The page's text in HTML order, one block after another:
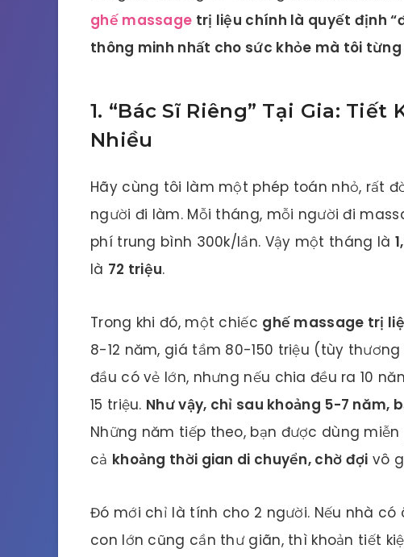
ghế massage trị liệu chính là quyết định
thông minh nhất cho sức khỏe mà tôi
1. “Bác Sĩ Riêng” Tại Gia:
Nhiều
Hãy cùng tôi làm một phép toán nhỏ, rất
người đi làm. Mỗi tháng, mỗi người đi
phí trung bình 300k/lần. Vậy một tháng là
là 72 triệu.
Trong khi đó, một chiếc ghế massage trị
8-12 năm, giá tầm 80-150 triệu (tùy
đầu có vẻ lớn, nhưng nếu chia đều ra 10
15 triệu. Như vậy, chỉ sau khoảng 5-7 năm,
Những năm tiếp theo, bạn được dùng
cả khoảng thời gian di chuyển, chờ đợi vô
Đó mới chỉ là tính cho 2 người. Nếu nhà
con lớn cũng cần thư giãn, thì khoản tiết